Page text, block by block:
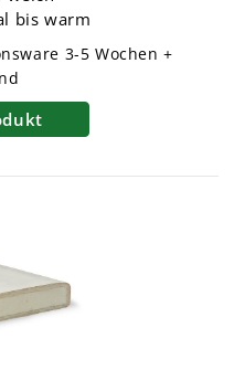
bis warm
3-5 Wochen +